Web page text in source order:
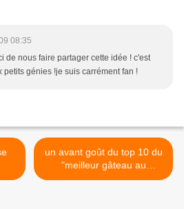
08:35
de nous faire partager cette idée ! c'est
petits génies !je suis carrément fan !
un avant goût du top 10 du
"meilleur gâteau au
chocolat" >